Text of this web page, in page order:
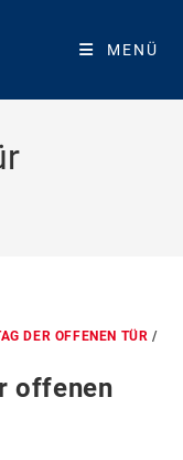
MENÜ
DER OFFENEN TÜR /
offenen